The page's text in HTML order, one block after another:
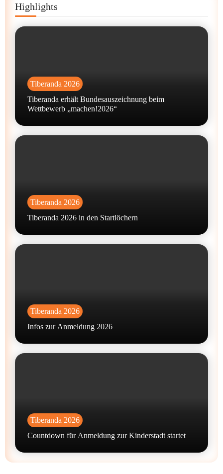
Highlights
Tiberanda 2026
Tiberanda erhält Bundesauszeichnung beim
Wettbewerb „machen!2026“
Tiberanda 2026
Tiberanda 2026 in den Startlöchern
Tiberanda 2026
Infos zur Anmeldung 2026
Tiberanda 2026
Countdown für Anmeldung zur Kinderstadt startet